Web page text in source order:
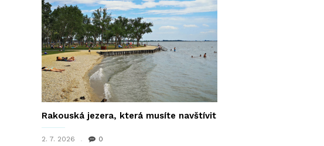
Rakouská jezera, která musíte navštívit
2. 7. 2026 0